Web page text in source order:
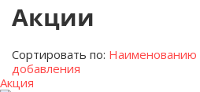
Акции
Сортировать по: Наименованию
добавления
Акция